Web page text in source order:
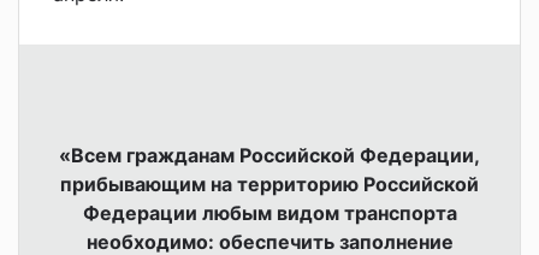
«Всем гражданам Российской Федерации,
прибывающим на территорию Российской
Федерации любым видом транспорта
необходимо: обеспечить заполнение